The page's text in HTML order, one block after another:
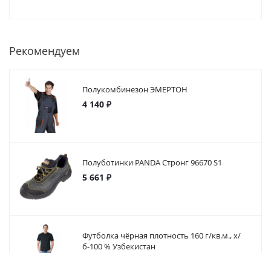
Рекомендуем
Полукомбинезон ЭМЕРТОН
4 140 ₽
Полуботинки PANDA Стронг 96670 S1
5 661 ₽
Футболка чёрная плотность 160 г/кв.м., х/
б-100 % Узбекистан